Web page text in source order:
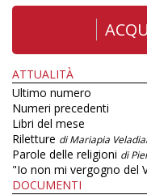
ATTUALITÀ
Ultimo numero
Numeri precedenti
Libri del mese
Riletture di Mariapia
Parole delle religioni di
"Io non mi vergogno del
DOCUMENTI